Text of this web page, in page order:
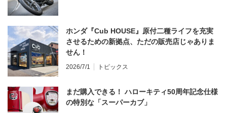
ホンダ『Cub HOUSE』原付二種ライフを充実
させるための新拠点、ただの販売店じゃありま
せん！
2026/7/1 トピックス
まだ購入できる！ ハローキティ50周年記念仕様
の特別な「スーパーカブ」